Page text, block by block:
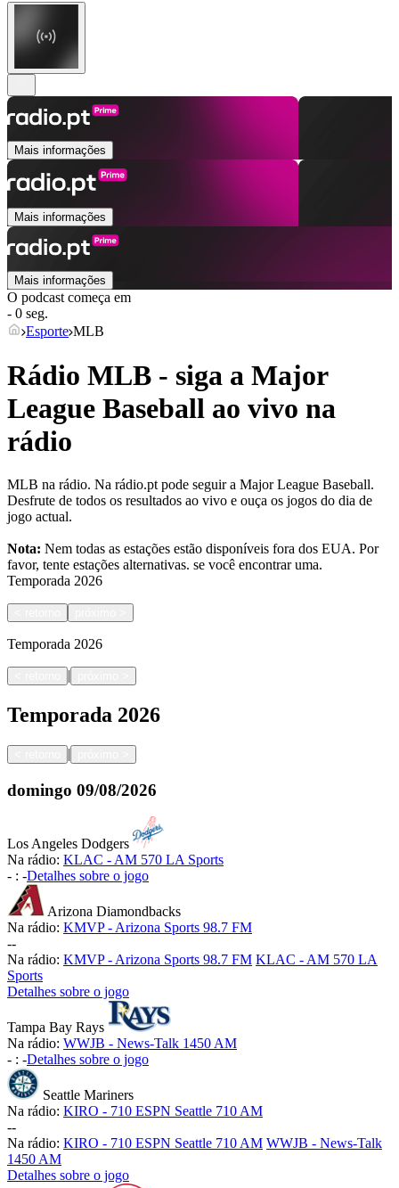
Mais informações
Mais informações
Mais informações
O podcast começa em
- 0 seg.
Esporte MLB
Rádio MLB - siga a Major
League Baseball ao vivo na
rádio
MLB na rádio. Na rádio.pt pode seguir a Major League Baseball.
Desfrute de todos os resultados ao vivo e ouça os jogos do dia de
jogo actual.
Nota: Nem todas as estações estão disponíveis fora dos EUA. Por
favor, tente estações alternativas. se você encontrar uma.
Temporada 2026
Temporada 2026
|
Temporada 2026
|
domingo 09/08/2026
Los Angeles Dodgers
Na rádio: KLAC - AM 570 LA Sports
- : -Detalhes sobre o jogo
Arizona Diamondbacks
Na rádio: KMVP - Arizona Sports 98.7 FM
--
Na rádio: KMVP - Arizona Sports 98.7 FM KLAC - AM 570 LA
Sports
Detalhes sobre o jogo
Tampa Bay Rays
Na rádio: WWJB - News-Talk 1450 AM
- : -Detalhes sobre o jogo
Seattle Mariners
Na rádio: KIRO - 710 ESPN Seattle 710 AM
--
Na rádio: KIRO - 710 ESPN Seattle 710 AM WWJB - News-Talk
1450 AM
Detalhes sobre o jogo